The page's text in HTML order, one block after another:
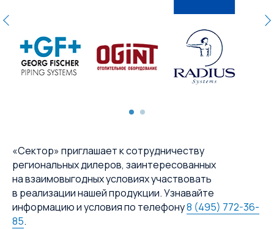
«Сектор» приглашает к сотрудничеству
региональных дилеров, заинтересованных
на взаимовыгодных условиях участвовать
в реализации нашей продукции. Узнавайте
информацию и условия по телефону8 (495) 772-36-
85.